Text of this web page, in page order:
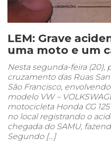
LEM: Grave
uma moto e um
Nesta segunda-feira (20),
cruzamento das Ruas
São Francisco,
modelo VW –
motocicleta Honda CG
no local registrando o
chegada do SAMU,
Segundo […]